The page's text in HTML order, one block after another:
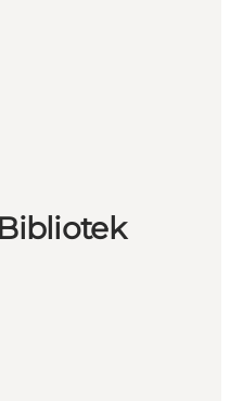
i Hornsherred – 1.500
i Hornsherred – 1.500 m²